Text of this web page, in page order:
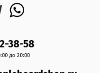
38-58
до 20:00